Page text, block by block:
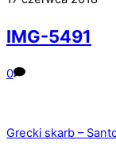
IMG-5491
0
Grecki skarb –